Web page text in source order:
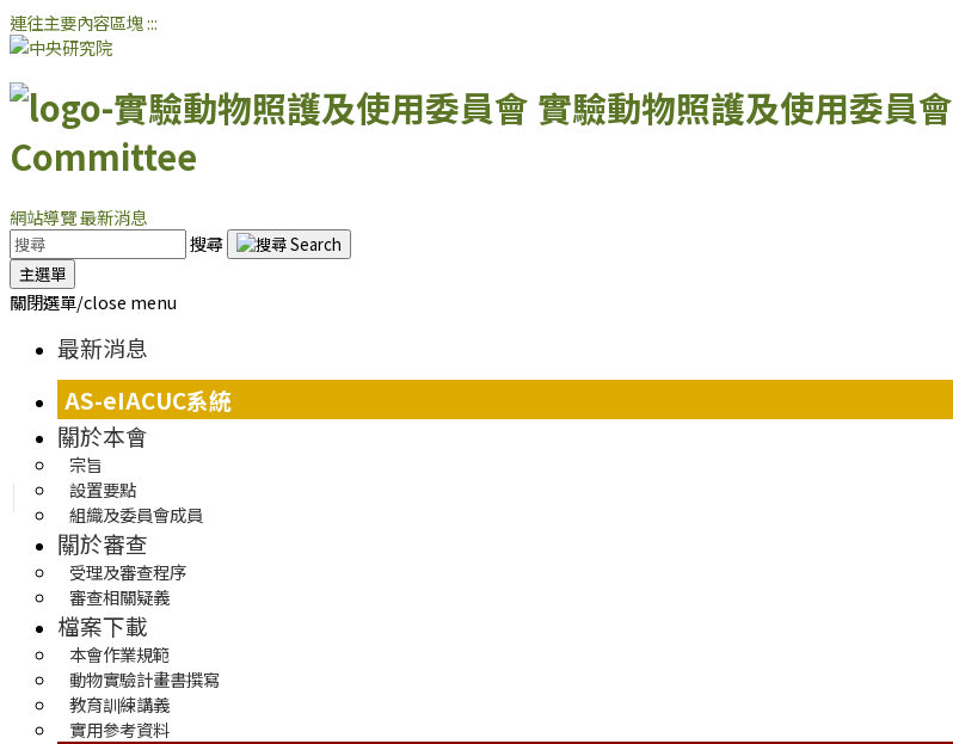
連往主要內容區塊:::
實驗動物照護及使用委員會
Committee
網站導覽最新消息
搜尋
主選單
關閉選單/close menu
最新消息
AS-eIACUC系統
關於本會
宗旨
設置要點
組織及委員會成員
關於審查
受理及審查程序
審查相關疑義
檔案下載
本會作業規範
動物實驗計畫書撰寫
教育訓練講義
實用參考資料